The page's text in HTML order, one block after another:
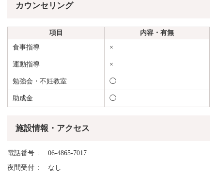
カウンセリング
項目
内容・有無
食事指導
×
運動指導 ×
勉強会・不妊教室 ◯
助成金 ◯
施設情報・アクセス
電話番号
06-4865-7017
夜間受付
なし